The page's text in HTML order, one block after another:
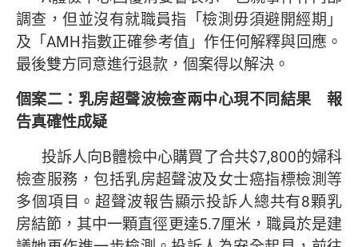
調查，但並沒有就職員指「檢測毋須避開經期」
及「AMH指數正確參考值」作任何解釋與回應。
最後雙方同意進行退款，個案得以解決。
個案二：乳房超聲波檢查兩中心現不同結果 報
告真確性成疑
投訴人向B體檢中心購買了合共$7,800的婦科
檢查服務，包括乳房超聲波及女士癌指標檢測等
多個項目。超聲波報告顯示投訴人總共有8顆乳
房結節，其中一顆直徑更達5.7厘米，職員於是建